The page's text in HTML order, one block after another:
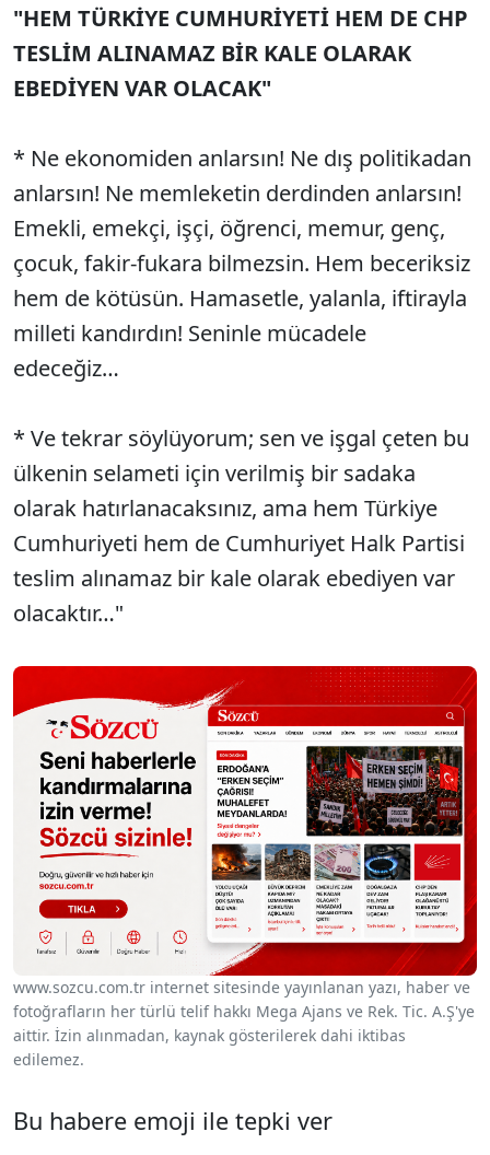
"HEM TÜRKİYE CUMHURİYETİ HEM DE CHP
TESLİM ALINAMAZ BİR KALE OLARAK
EBEDİYEN VAR OLACAK"
* Ne ekonomiden anlarsın! Ne dış politikadan
anlarsın! Ne memleketin derdinden anlarsın!
Emekli, emekçi, işçi, öğrenci, memur, genç,
çocuk, fakir-fukara bilmezsin. Hem beceriksiz
hem de kötüsün. Hamasetle, yalanla, iftirayla
milleti kandırdın! Seninle mücadele
edeceğiz…
* Ve tekrar söylüyorum; sen ve işgal çeten bu
ülkenin selameti için verilmiş bir sadaka
olarak hatırlanacaksınız, ama hem Türkiye
Cumhuriyeti hem de Cumhuriyet Halk Partisi
teslim alınamaz bir kale olarak ebediyen var
olacaktır…"
www.sozcu.com.tr internet sitesinde yayınlanan yazı, haber ve
fotoğrafların her türlü telif hakkı Mega Ajans ve Rek. Tic. A.Ş'ye
aittir. İzin alınmadan, kaynak gösterilerek dahi iktibas
edilemez.
Bu habere emoji ile tepki ver